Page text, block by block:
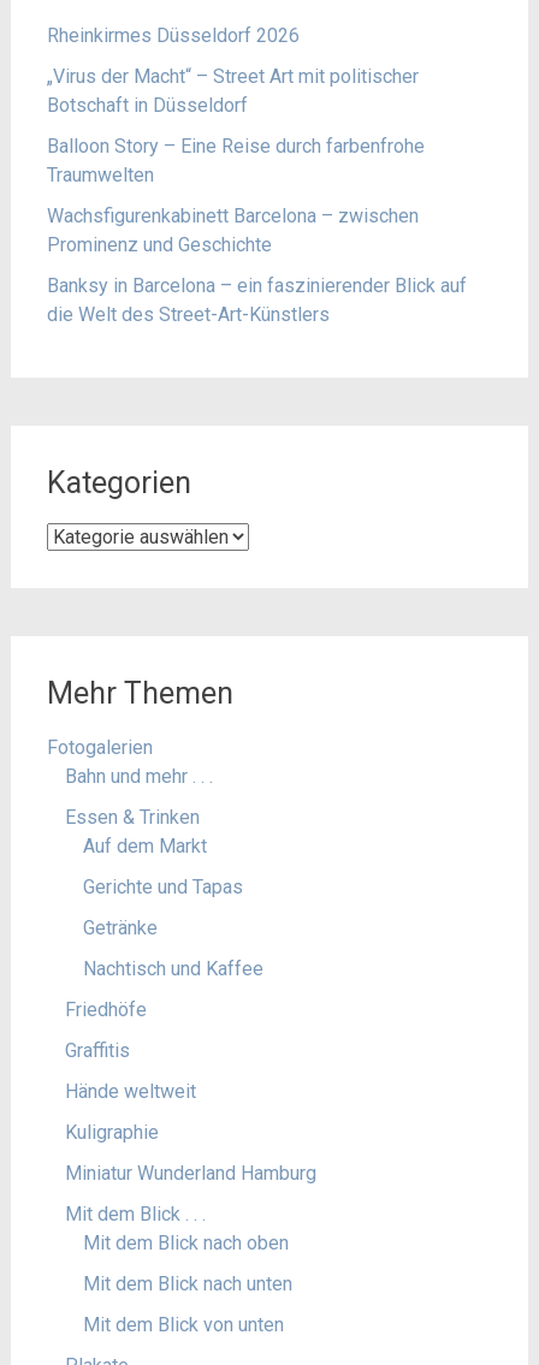
Rheinkirmes Düsseldorf 2026
„Virus der Macht“ – Street Art mit politischer
Botschaft in Düsseldorf
Balloon Story – Eine Reise durch farbenfrohe
Traumwelten
Wachsfigurenkabinett Barcelona – zwischen
Prominenz und Geschichte
Banksy in Barcelona – ein faszinierender Blick auf
die Welt des Street-Art-Künstlers
Kategorien
Kategorien
Mehr Themen
Fotogalerien
Bahn und mehr . . .
Essen & Trinken
Auf dem Markt
Gerichte und Tapas
Getränke
Nachtisch und Kaffee
Friedhöfe
Graffitis
Hände weltweit
Kuligraphie
Miniatur Wunderland Hamburg
Mit dem Blick . . .
Mit dem Blick nach oben
Mit dem Blick nach unten
Mit dem Blick von unten